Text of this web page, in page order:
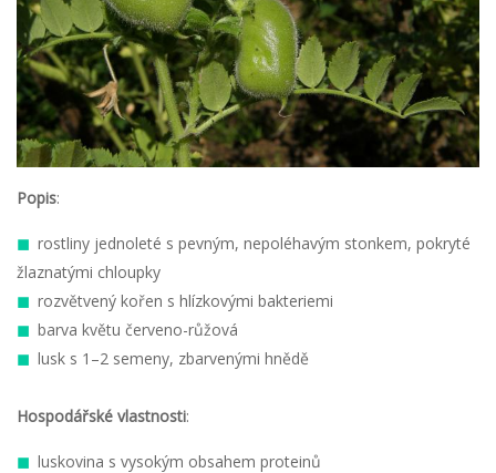
Popis:
rostliny jednoleté s pevným, nepoléhavým stonkem, pokryté
žlaznatými chloupky
rozvětvený kořen s hlízkovými bakteriemi
barva květu červeno-růžová
lusk s 1–2 semeny, zbarvenými hnědě
Hospodářské vlastnosti:
luskovina s vysokým obsahem proteinů